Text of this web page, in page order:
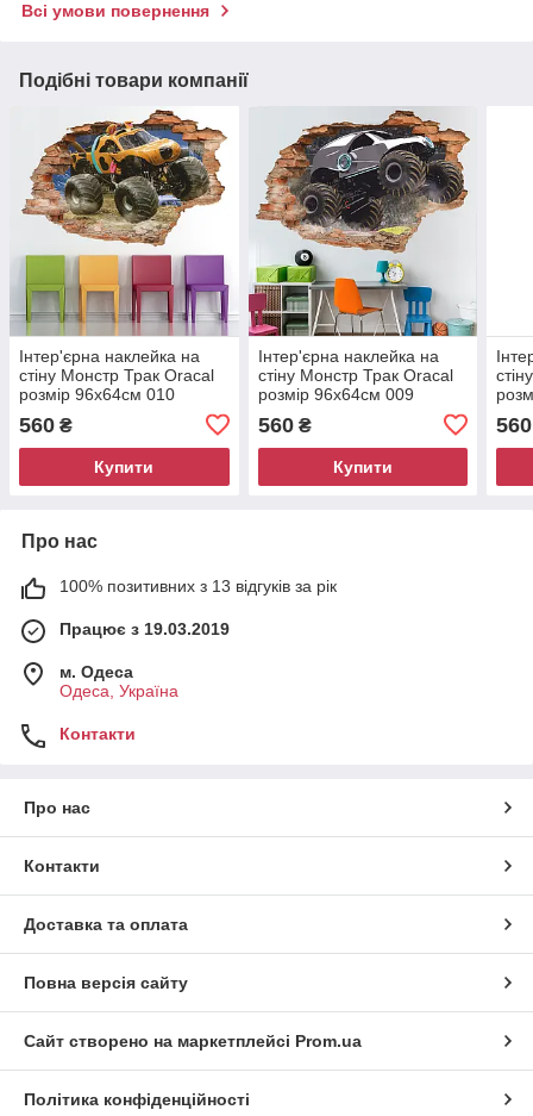
Всі умови повернення
Подібні товари компанії
Інтер'єрна наклейка на
стіну Монстр Трак Oracal
розмір 96х64см 010
560 ₴
Купити
Інтер'єрна наклейка на
стіну Монстр Трак Oracal
розмір 96х64см 009
560₴
Купити
560
Про нас
100% позитивних з 13 відгуків за рік
Працює з 19.03.2019
м. Одеса
Одеса, Україна
Контакти
Про нас
Контакти
Доставка та оплата
Повна версія сайту
Сайт створено на маркетплейсі Prom.ua
Політика конфіденційності